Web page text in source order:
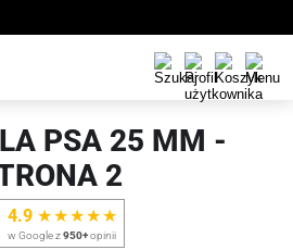
PSA 25 MM -
2
4.9 ★★★★★
w Google z950+opinii